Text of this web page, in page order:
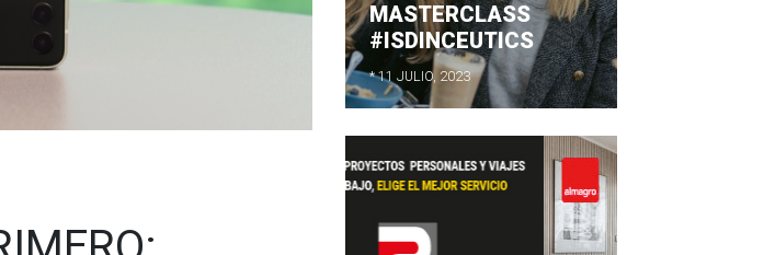
MASTERCLASS
#ISDINCEUTICS
* 11 JULIO, 2023